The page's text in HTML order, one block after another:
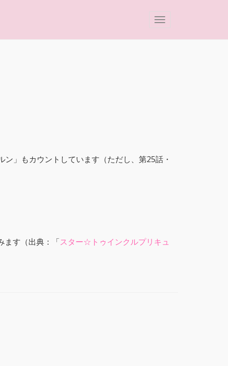
」もカウントしています（ただし、第25話・
ます（出典：「スター☆トゥインクルプリキュ